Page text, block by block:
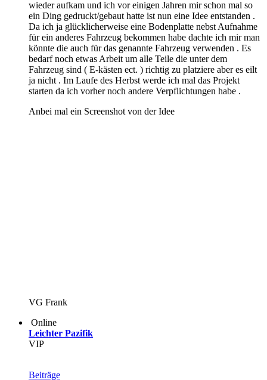
wieder aufkam und ich vor einigen Jahren mir schon mal so
ein Ding gedruckt/gebaut hatte ist nun eine Idee entstanden .
Da ich ja glücklicherweise eine Bodenplatte nebst Aufnahme
für ein anderes Fahrzeug bekommen habe dachte ich mir man
könnte die auch für das genannte Fahrzeug verwenden . Es
bedarf noch etwas Arbeit um alle Teile die unter dem
Fahrzeug sind ( E-kästen ect. ) richtig zu platziere aber es eilt
ja nicht . Im Laufe des Herbst werde ich mal das Projekt
starten da ich vorher noch andere Verpflichtungen habe .
Anbei mal ein Screenshot von der Idee
VG Frank
Online
Leichter Pazifik
VIP
Beiträge